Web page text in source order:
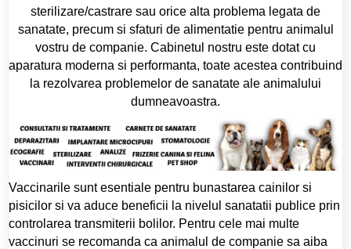
sterilizare/castrare sau orice alta problema legata de
sanatate, precum si sfaturi de alimentatie pentru animalul
vostru de companie. Cabinetul nostru este dotat cu
aparatura moderna si performanta, toate acestea contribuind
la rezolvarea problemelor de sanatate ale animalului
dumneavoastra.
Vaccinarile sunt esentiale pentru bunastarea cainilor si
pisicilor si va aduce beneficii la nivelul sanatatii publice prin
controlarea transmiterii bolilor. Pentru cele mai multe
vaccinuri se recomanda ca animalul de companie sa aiba